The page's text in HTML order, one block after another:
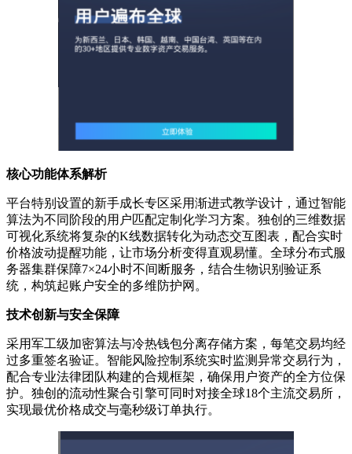
核心功能体系解析
平台特别设置的新手成长专区采用渐进式教学设计，通过智能
算法为不同阶段的用户匹配定制化学习方案。独创的三维数据
可视化系统将复杂的K线数据转化为动态交互图表，配合实时
价格波动提醒功能，让市场分析变得直观易懂。全球分布式服
务器集群保障7×24小时不间断服务，结合生物识别验证系
统，构筑起账户安全的多维防护网。
技术创新与安全保障
采用军工级加密算法与冷热钱包分离存储方案，每笔交易均经
过多重签名验证。智能风险控制系统实时监测异常交易行为，
配合专业法律团队构建的合规框架，确保用户资产的全方位保
护。独创的流动性聚合引擎可同时对接全球18个主流交易所，
实现最优价格成交与毫秒级订单执行。